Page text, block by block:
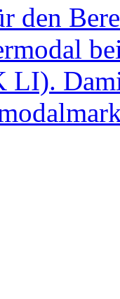
den
LI).